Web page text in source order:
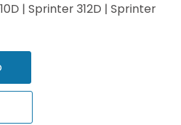
| Sprinter 312D | Sprinter